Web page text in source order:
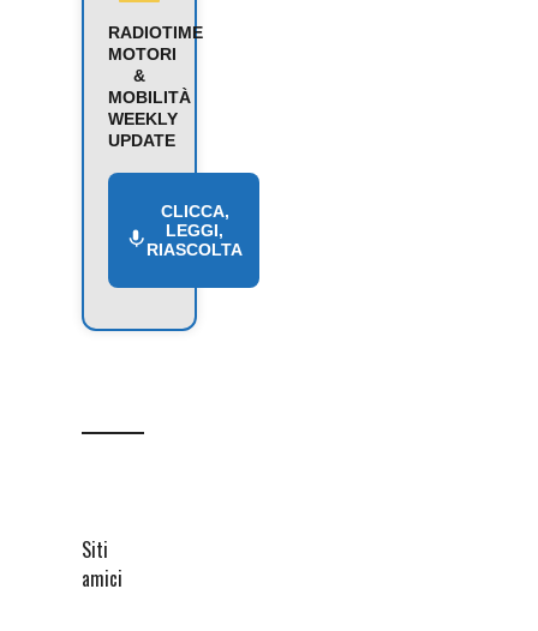
RADIOTIME
MOTORI
&
MOBILITÀ
WEEKLY
UPDATE
CLICCA,
LEGGI,
RIASCOLTA
Siti
amici